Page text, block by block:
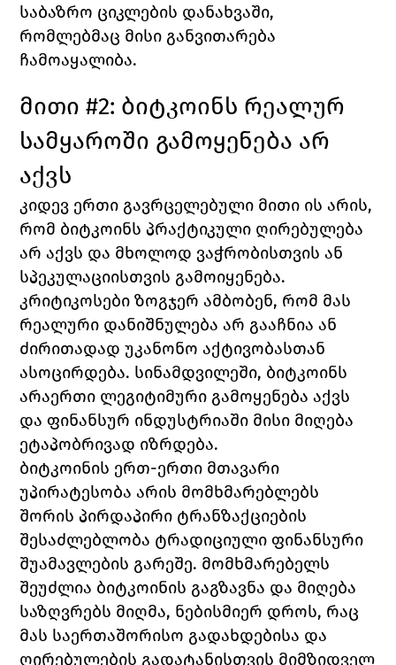
საბაზრო ციკლების დანახვაში,
რომლებმაც მისი განვითარება
ჩამოაყალიბა.
მითი #2: ბიტკოინს რეალურ
სამყაროში გამოყენება არ
აქვს
კიდევ ერთი გავრცელებული მითი ის არის,
რომ ბიტკოინს პრაქტიკული ღირებულება
არ აქვს და მხოლოდ ვაჭრობისთვის ან
სპეკულაციისთვის გამოიყენება.
კრიტიკოსები ზოგჯერ ამბობენ, რომ მას
რეალური დანიშნულება არ გააჩნია ან
ძირითადად უკანონო აქტივობასთან
ასოცირდება. სინამდვილეში, ბიტკოინს
არაერთი ლეგიტიმური გამოყენება აქვს
და ფინანსურ ინდუსტრიაში მისი მიღება
ეტაპობრივად იზრდება.
ბიტკოინის ერთ-ერთი მთავარი
უპირატესობა არის მომხმარებლებს
შორის პირდაპირი ტრანზაქციების
შესაძლებლობა ტრადიციული ფინანსური
შუამავლების გარეშე. მომხმარებელს
შეუძლია ბიტკოინის გაგზავნა და მიღება
საზღვრებს მიღმა, ნებისმიერ დროს, რაც
მას საერთაშორისო გადახდებისა და
ღირებულების გადატანისთვის მიმზიდველ